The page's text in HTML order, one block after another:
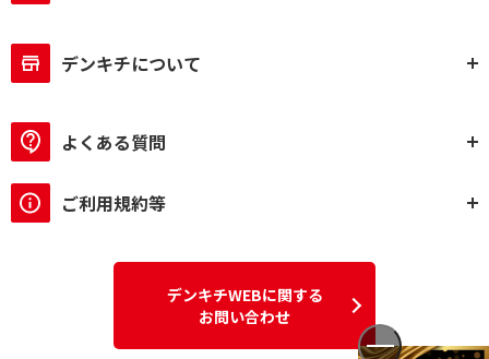
デンキチについて
よくある質問
ご利用規約等
デンキチWEBに関する
お問い合わせ